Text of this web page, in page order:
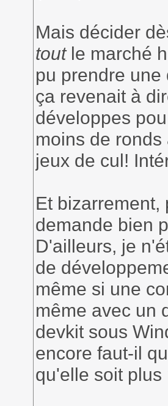
Mais décider
toutle marché
pu prendre
ça revenait à
développes
moins de
jeux de cul!
Et
demande bien
D'ailleurs, je
de
même si une
même avec un
devkit sous
encore faut-il
qu'elle soit